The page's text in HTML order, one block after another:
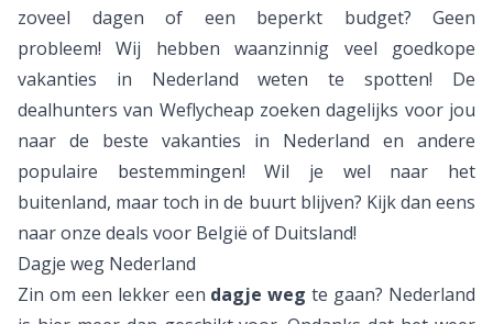
zoveel dagen of een beperkt budget? Geen
probleem! Wij hebben waanzinnig veel goedkope
vakanties in Nederland weten te spotten! De
dealhunters van Weflycheap zoeken dagelijks voor jou
naar de beste vakanties in Nederland en andere
populaire bestemmingen! Wil je wel naar het
buitenland, maar toch in de buurt blijven? Kijk dan eens
naar onze deals voor België of Duitsland!
Dagje weg Nederland
Zin om een lekker een dagje weg te gaan? Nederland